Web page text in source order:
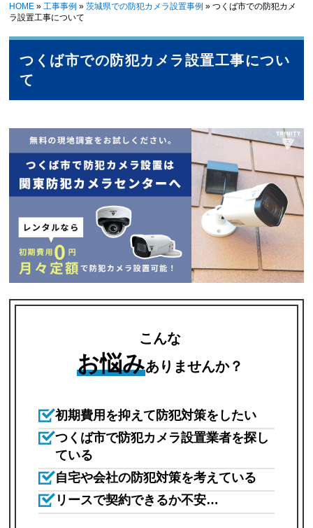
HOME »工事事例 »茨城県での防犯カメラ設置事例 »つくば市での防犯カメ
ラ設置工事について
つくば市での防犯カメラ設置工事につい
て
こんな
お悩みありませんか？
初期費用を抑えて防犯対策をしたい
つくば市で防犯カメラ設置業者を探し
ている
自宅や会社の防犯対策を考えている
リースで契約できるか不安…